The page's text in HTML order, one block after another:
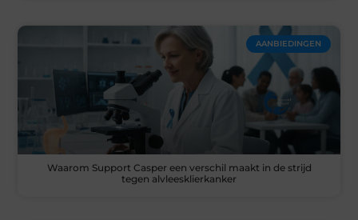
AANBIEDINGEN
Waarom Support Casper een verschil maakt in de strijd
tegen alvleesklierkanker